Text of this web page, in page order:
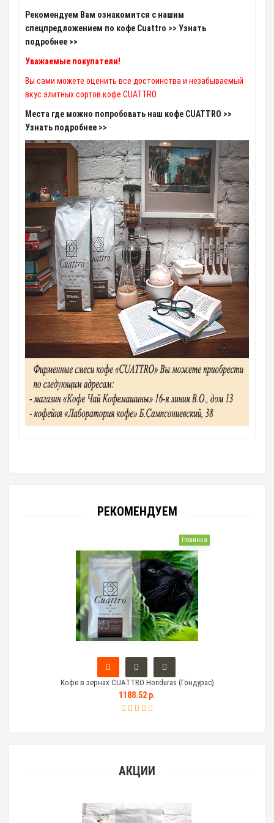
Рекомендуем Вам ознакомится с нашим
спецпредложением по кофе Cuattro >> Узнать
подробнее >>
Уважаемые покупатели!
Вы сами можете оценить все достоинства и незабываемый
вкус элитных сортов кофе CUATTRO.
Места где можно попробовать наш кофе CUATTRO >>
Узнать подробнее >>
РЕКОМЕНДУЕМ
Новинка
Кофе в зернах CUATTRO Honduras (Гондурас)
1188.52 р.
АКЦИИ